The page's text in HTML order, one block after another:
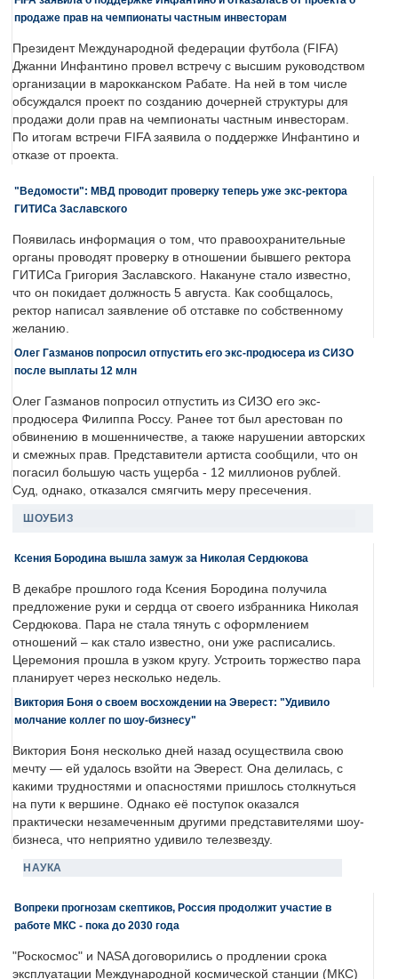
продаже прав на чемпионаты частным инвесторам
Президент Международной федерации футбола (FIFA)
Джанни Инфантино провел встречу с высшим руководством
организации в марокканском Рабате. На ней в том числе
обсуждался проект по созданию дочерней структуры для
продажи доли прав на чемпионаты частным инвесторам.
По итогам встречи FIFA заявила о поддержке Инфантино и
отказе от проекта.
"Ведомости": МВД проводит проверку теперь уже экс-ректора
ГИТИСа Заславского
Появилась информация о том, что правоохранительные
органы проводят проверку в отношении бывшего ректора
ГИТИСа Григория Заславского. Накануне стало известно,
что он покидает должность 5 августа. Как сообщалось,
ректор написал заявление об отставке по собственному
желанию.
Олег Газманов попросил отпустить его экс-продюсера из СИЗО
после выплаты 12 млн
Олег Газманов попросил отпустить из СИЗО его экс-
продюсера Филиппа Россу. Ранее тот был арестован по
обвинению в мошенничестве, а также нарушении авторских
и смежных прав. Представители артиста сообщили, что он
погасил большую часть ущерба - 12 миллионов рублей.
Суд, однако, отказался смягчить меру пресечения.
ШОУБИЗ
Ксения Бородина вышла замуж за Николая Сердюкова
В декабре прошлого года Ксения Бородина получила
предложение руки и сердца от своего избранника Николая
Сердюкова. Пара не стала тянуть с оформлением
отношений – как стало известно, они уже расписались.
Церемония прошла в узком кругу. Устроить торжество пара
планирует через несколько недель.
Виктория Боня о своем восхождении на Эверест: "Удивило
молчание коллег по шоу-бизнесу"
Виктория Боня несколько дней назад осуществила свою
мечту — ей удалось взойти на Эверест. Она делилась, с
какими трудностями и опасностями пришлось столкнуться
на пути к вершине. Однако её поступок оказался
практически незамеченным другими представителями шоу-
бизнеса, что неприятно удивило телезвезду.
НАУКА
Вопреки прогнозам скептиков, Россия продолжит участие в
работе МКС - пока до 2030 года
"Роскосмос" и NASA договорились о продлении срока
эксплуатации Международной космической станции (МКС)